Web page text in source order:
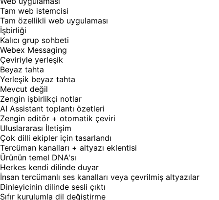
Tam web istemcisi
Tam özellikli web uygulaması
İşbirliği
Kalıcı grup sohbeti
Webex Messaging
Çeviriyle yerleşik
Beyaz tahta
Yerleşik beyaz tahta
Mevcut değil
Zengin işbirlikçi notlar
AI Assistant toplantı özetleri
Zengin editör + otomatik çeviri
Uluslararası İletişim
Çok dilli ekipler için tasarlandı
Tercüman kanalları + altyazı eklentisi
Ürünün temel DNA'sı
Herkes kendi dilinde duyar
İnsan tercümanlı ses kanalları veya çevrilmiş altyazılar
Dinleyicinin dilinde sesli çıktı
Sıfır kurulumla dil değiştirme